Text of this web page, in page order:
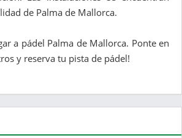
de Palma de Mallorca.
a pádel Palma de Mallorca. Ponte en
y reserva tu pista de pádel!